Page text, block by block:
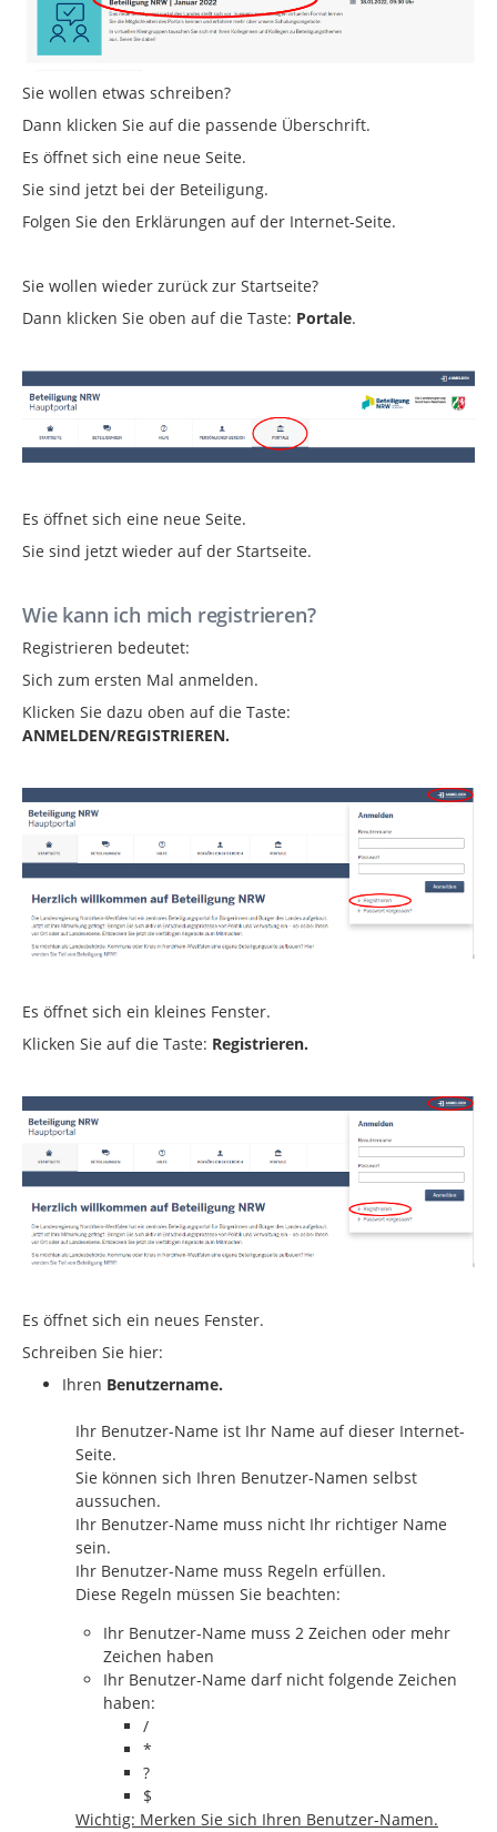
Sie wollen etwas schreiben?
Dann klicken Sie auf die passende Überschrift.
Es öffnet sich eine neue Seite.
Sie sind jetzt bei der Beteiligung.
Folgen Sie den Erklärungen auf der Internet-Seite.
Sie wollen wieder zurück zur Startseite?
Dann klicken Sie oben auf die Taste: Portale.
Es öffnet sich eine neue Seite.
Sie sind jetzt wieder auf der Startseite.
Wie kann ich mich registrieren?
Registrieren bedeutet:
Sich zum ersten Mal anmelden.
Klicken Sie dazu oben auf die Taste:
ANMELDEN/REGISTRIEREN.
Es öffnet sich ein kleines Fenster.
Klicken Sie auf die Taste: Registrieren.
Es öffnet sich ein neues Fenster.
Schreiben Sie hier:
Ihren Benutzername.
Ihr Benutzer-Name ist Ihr Name auf dieser Internet-
Seite.
Sie können sich Ihren Benutzer-Namen selbst
aussuchen.
Ihr Benutzer-Name muss nicht Ihr richtiger Name
sein.
Ihr Benutzer-Name muss Regeln erfüllen.
Diese Regeln müssen Sie beachten:
Ihr Benutzer-Name muss 2 Zeichen oder mehr
Zeichen haben
Ihr Benutzer-Name darf nicht folgende Zeichen
haben:
/
*
?
$
Wichtig: Merken Sie sich Ihren Benutzer-Namen.